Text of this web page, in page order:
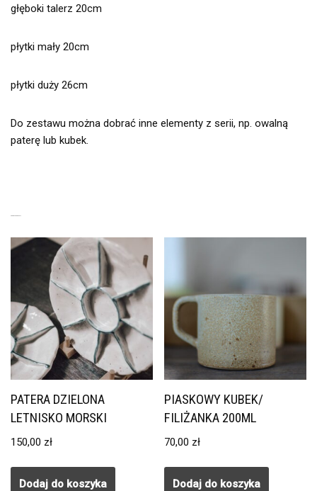
głęboki talerz 20cm
płytki mały 20cm
płytki duży 26cm
Do zestawu można dobrać inne elementy z serii, np. owalną
paterę lub kubek.
PATERA DZIELONA
LETNISKO MORSKI
150,00 zł
Dodaj do koszyka
PIASKOWY KUBEK/
FILIŻANKA 200ML
70,00 zł
Dodaj do koszyka